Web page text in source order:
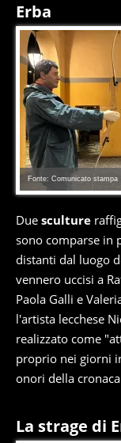
Erba
Fonte: Comunicato stampa
Due sculture
sono comparse in
distanti dal luogo
vennero uccisi a
Paola Galli e
l'artista lecchese
realizzato come
proprio nei giorni
onori della
La strage di